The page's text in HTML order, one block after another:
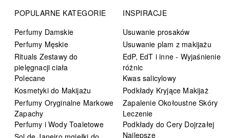
POPULARNE KATEGORIE
Perfumy Damskie
Perfumy Męskie
Rituals Zestawy do
pielęgnacji ciała
Polecane
Kosmetyki do Makijażu
Perfumy Oryginalne Markowe
Zapachy
Perfumy i Wody Toaletowe
INSPIRACJE
Usuwanie prosaków
Usuwanie plam z makijażu
EdP, EdT i inne - Wyjaśnienie
różnic
Kwas salicylowy
Podkłady Kryjące Makijaż
Zapalenie Okołoustne Skóry
Leczenie
Podkłady do Cery Dojrzałej
Najlepsze